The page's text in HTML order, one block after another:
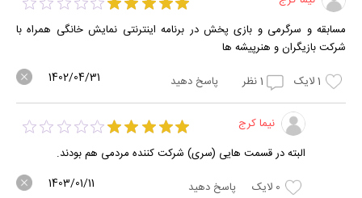
مسابقه و سرگرمی و بازی پخش در برنامه اینترنتی نمایش خانگی همراه با
شرکت بازیگران و هنرپیشه ها
1لایک 1نظر پاسخ دهید 1402/04/31
نیما کرج
البته در قسمت هایی (سری) شرکت کننده مردمی هم بودند.
0 لایک پاسخ دهید 1403/01/11